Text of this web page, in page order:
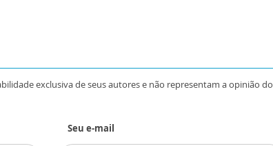
exclusiva de seus autores e não representam a opinião do
Seu e-mail